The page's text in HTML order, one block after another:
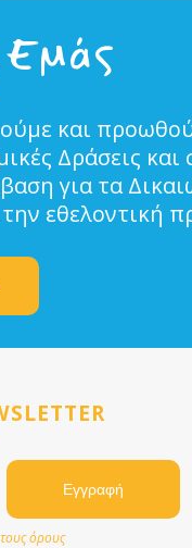
Εμάς
και
Δράσεις
για τα
Name
όρους